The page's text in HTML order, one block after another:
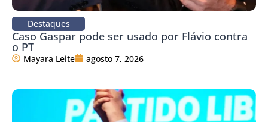
Destaques
Caso Gaspar pode ser usado por Flávio contra
o PT
Mayara Leite agosto 7, 2026